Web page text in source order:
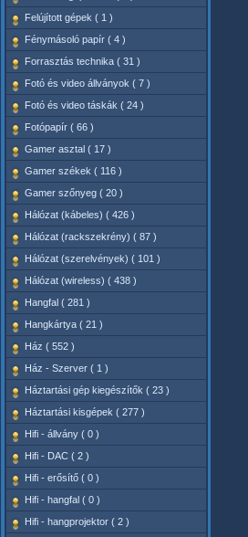
Felújított gépek ( 1 )
Fénymásoló papír ( 4 )
Forrasztás technika ( 31 )
Fotó és video állványok ( 7 )
Fotó és video táskák ( 24 )
Fotópapír ( 66 )
Gamer asztal ( 17 )
Gamer székek ( 116 )
Gamer szőnyeg ( 20 )
Hálózat (kábeles) ( 426 )
Hálózat (rackszekrény) ( 87 )
Hálózat (szerelvények) ( 101 )
Hálózat (wireless) ( 438 )
Hangfal ( 281 )
Hangkártya ( 21 )
Ház ( 552 )
Ház - Szerver ( 1 )
Háztartási gép kiegészítők ( 23 )
Háztartási kisgépek ( 277 )
Hifi - állvány ( 0 )
Hifi - DAC ( 2 )
Hifi - erősítő ( 0 )
Hifi - hangfal ( 0 )
Hifi - hangprojektor ( 2 )